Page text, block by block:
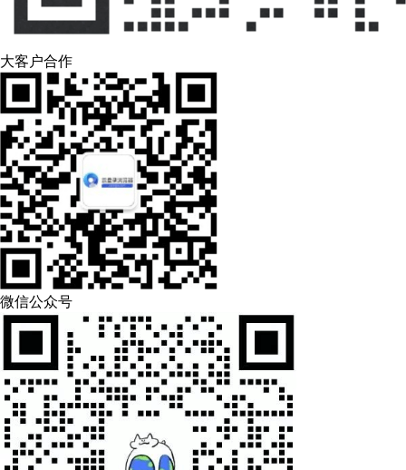
大客户合作
微信公众号